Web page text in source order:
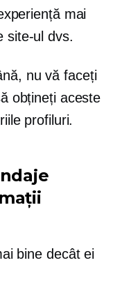
mai
site-ul dvs.
nu vă faceți
obțineți aceste
profiluri.
bine decât ei